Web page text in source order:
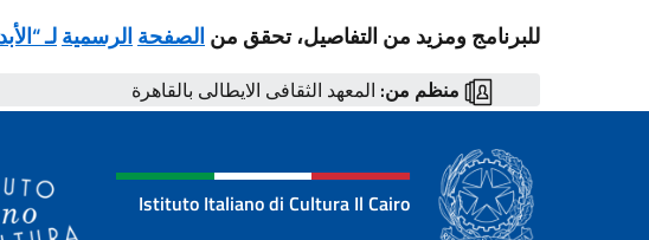
للبرنامج ومزيد من التفاصيل، تحقق من الصفحة الرسميةلـ“الأبد
منظم من: المعهد الثقافى الايطالى بالقاهرة
Istituto Italiano di Cultura Il Cairo